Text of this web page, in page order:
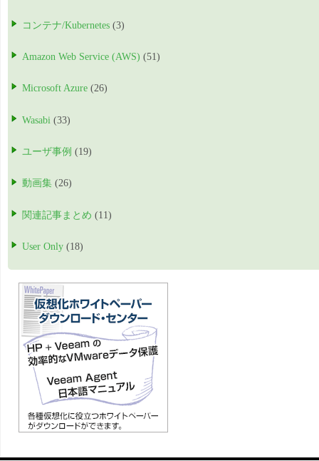
コンテナ/Kubernetes (3)
Amazon Web Service (AWS) (51)
Microsoft Azure (26)
Wasabi (33)
ユーザ事例 (19)
動画集 (26)
関連記事まとめ (11)
User Only (18)